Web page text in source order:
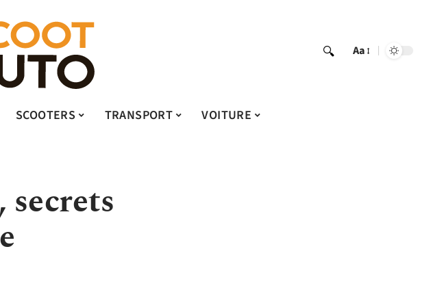
Aa
SCOOTERS TRANSPORT VOITURE